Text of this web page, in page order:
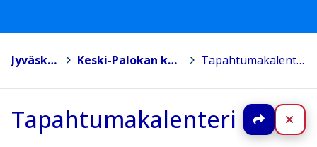
Jyväskylä > Keski-Palokan koulu > Tapahtumakalenteri
Tapahtumakalenteri Jaa